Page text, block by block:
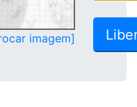
imagem]